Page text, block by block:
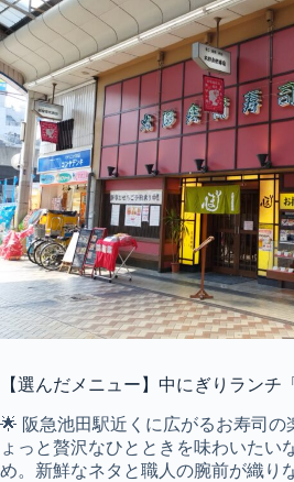
【選んだメニュー】中にぎりランチ
🌟 阪急池田駅近くに広がるお寿司の
ょっと贅沢なひとときを味わいたい
め。新鮮なネタと職人の腕前が織り